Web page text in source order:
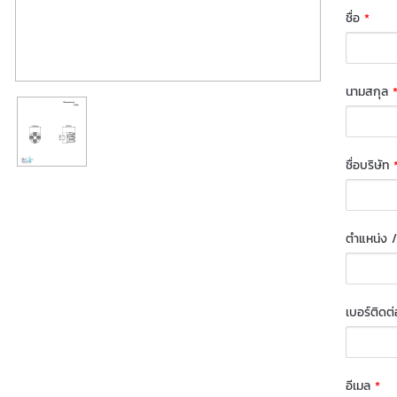
ชื่อ *
นามสกุล *
ชื่อบริษัท
ตำแหน่ง
เบอร์ติด
อีเมล *